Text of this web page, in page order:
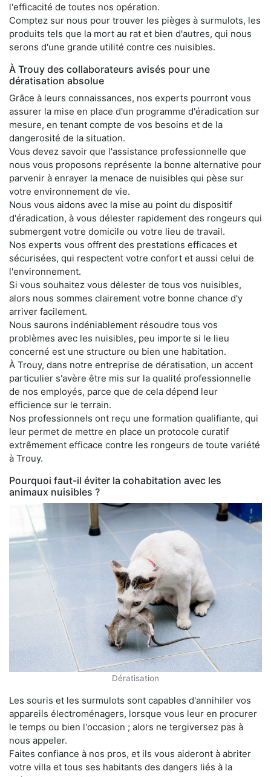
l'efficacité de toutes nos opération.
Comptez sur nous pour trouver les pièges à surmulots, les
produits tels que la mort au rat et bien d'autres, qui nous
serons d'une grande utilité contre ces nuisibles.
À Trouy des collaborateurs avisés pour une
dératisation absolue
Grâce à leurs connaissances, nos experts pourront vous
assurer la mise en place d'un programme d'éradication sur
mesure, en tenant compte de vos besoins et de la
dangerosité de la situation.
Vous devez savoir que l'assistance professionnelle que
nous vous proposons représente la bonne alternative pour
parvenir à enrayer la menace de nuisibles qui pèse sur
votre environnement de vie.
Nous vous aidons avec la mise au point du dispositif
d'éradication, à vous délester rapidement des rongeurs qui
submergent votre domicile ou votre lieu de travail.
Nos experts vous offrent des prestations efficaces et
sécurisées, qui respectent votre confort et aussi celui de
l'environnement.
Si vous souhaitez vous délester de tous vos nuisibles,
alors nous sommes clairement votre bonne chance d'y
arriver facilement.
Nous saurons indéniablement résoudre tous vos
problèmes avec les nuisibles, peu importe si le lieu
concerné est une structure ou bien une habitation.
À Trouy, dans notre entreprise de dératisation, un accent
particulier s'avère être mis sur la qualité professionnelle
de nos employés, parce que de cela dépend leur
efficience sur le terrain.
Nos professionnels ont reçu une formation qualifiante, qui
leur permet de mettre en place un protocole curatif
extrêmement efficace contre les rongeurs de toute variété
à Trouy.
Pourquoi faut-il éviter la cohabitation avec les
animaux nuisibles ?
Dératisation
Les souris et les surmulots sont capables d'annihiler vos
appareils électroménagers, lorsque vous leur en procurer
le temps ou bien l'occasion ; alors ne tergiversez pas à
nous appeler.
Faites confiance à nos pros, et ils vous aideront à abriter
votre villa et tous ses habitants des dangers liés à la